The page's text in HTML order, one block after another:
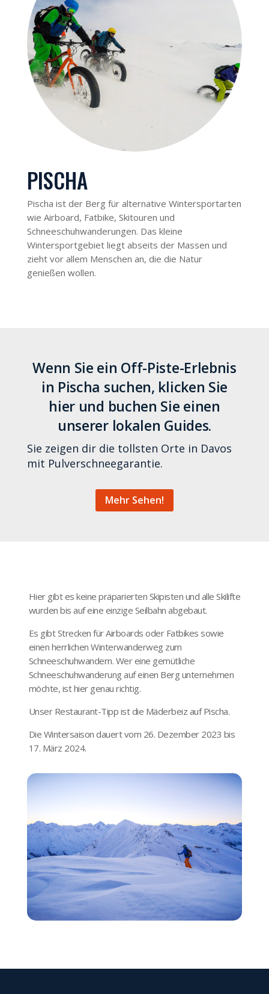
PISCHA
Pischa ist der Berg für alternative Wintersportarten
wie Airboard, Fatbike, Skitouren und
Schneeschuhwanderungen. Das kleine
Wintersportgebiet liegt abseits der Massen und
zieht vor allem Menschen an, die die Natur
genießen wollen.
Wenn Sie ein Off-Piste-Erlebnis
in Pischa suchen, klicken Sie
hier und buchen Sie einen
unserer lokalen Guides.
Sie zeigen dir die tollsten Orte in Davos
mit Pulverschneegarantie.
Mehr Sehen!
Hier gibt es keine präparierten Skipisten und alle Skilifte
wurden bis auf eine einzige Seilbahn abgebaut.
Es gibt Strecken für Airboards oder Fatbikes sowie
einen herrlichen Winterwanderweg zum
Schneeschuhwandern. Wer eine gemütliche
Schneeschuhwanderung auf einen Berg unternehmen
möchte, ist hier genau richtig.
Unser Restaurant-Tipp ist die Mäderbeiz auf Pischa.
Die Wintersaison dauert vom 26. Dezember 2023 bis
17. März 2024.